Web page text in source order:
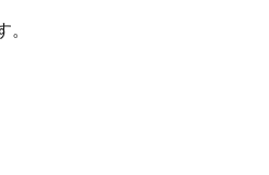
彼氏の話や結婚の話し